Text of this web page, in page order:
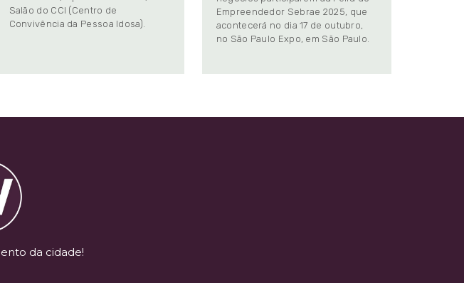
Salão do CCI (Centro de
Convivência da Pessoa Idosa).
Empreendedor Sebrae 2025, que
acontecerá no dia 17 de outubro,
no São Paulo Expo, em São Paulo.
da cidade!